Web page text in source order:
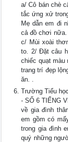
a/ Cô bán chè
tắc ứng xử
Mẹ dẫn em đi
cả đồ chơi nữa.
c/ Mùi xoài
to. 2/ Đặt câu
chiếc quạt
trang trí đẹp
ăn. .
Trường Tiểu
- SỐ 6 TIẾNG
về gia đình
em gồm có
trong gia đình
quý những